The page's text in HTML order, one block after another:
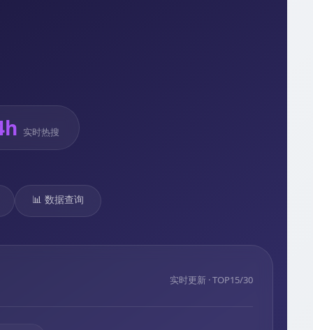
实时热搜
📊 数据查询
实时更新 · TOP15/30